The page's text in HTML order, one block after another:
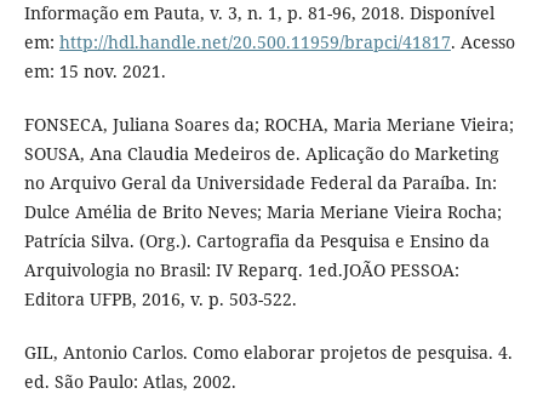
Informação em Pauta, v. 3, n. 1, p. 81-96, 2018. Disponível
em: http://hdl.handle.net/20.500.11959/brapci/41817. Acesso
em: 15 nov. 2021.
FONSECA, Juliana Soares da; ROCHA, Maria Meriane Vieira;
SOUSA, Ana Claudia Medeiros de. Aplicação do Marketing
no Arquivo Geral da Universidade Federal da Paraíba. In:
Dulce Amélia de Brito Neves; Maria Meriane Vieira Rocha;
Patrícia Silva. (Org.). Cartografia da Pesquisa e Ensino da
Arquivologia no Brasil: IV Reparq. 1ed.JOÃO PESSOA:
Editora UFPB, 2016, v. p. 503-522.
GIL, Antonio Carlos. Como elaborar projetos de pesquisa. 4.
ed. São Paulo: Atlas, 2002.